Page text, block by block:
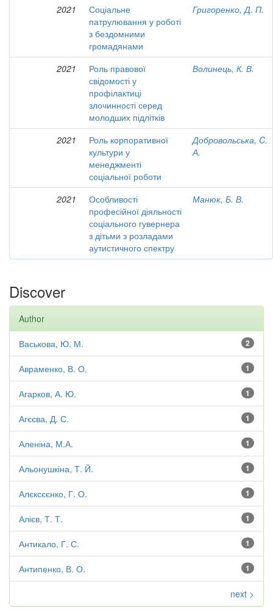
2021
Соціальне
патрулювання у роботі
з бездомними
громадянами
Григоренко, Д. П.
2021
Роль правової
свідомості у
профілактиці
злочинності серед
молодших підлітків
Волинець, К. В.
2021
Роль корпоративної
культури у
менеджменті
соціальної роботи
Добровольська, C.
А.
2021
Особливості
професійної діяльності
соціального гувернера
з дітьми з розладами
аутистичного спектру
Манюк, Б. В.
Discover
Author
2
Васькова, Ю. М.
1
Авраменко, В. О.
1
Агарков, А. Ю.
1
Агєєва, Д. С.
1
Аленіна, М.А.
1
Альонушкіна, Т. Й.
1
Алєксєєнко, Г. О.
1
Алієв, Т. Т.
1
Антикало, Г. С.
1
Антипенко, В. О.
next >